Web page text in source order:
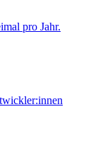
pro Jahr.